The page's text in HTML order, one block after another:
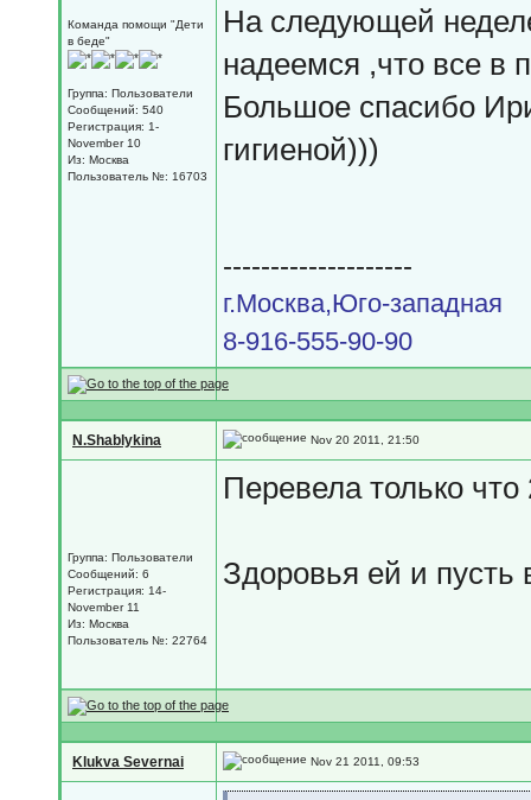
Команда помощи "Дети
в беде"
Группа: Пользователи
Сообщений: 540
Регистрация: 1-
November 10
Из: Москва
Пользователь №: 16703
На следующей
надеемся ,что все в
Большое спасибо
гигиеной)))
--------------------
г.Москва,Юго-западная
8-916-555-90-90
N.Shablykina Nov 20 2011, 21:50
Группа: Пользователи
Сообщений: 6
Регистрация: 14-
November 11
Из: Москва
Пользователь №: 22764
Перевела только
Здоровья ей и
Klukva Severnai Nov 21 2011, 09:53